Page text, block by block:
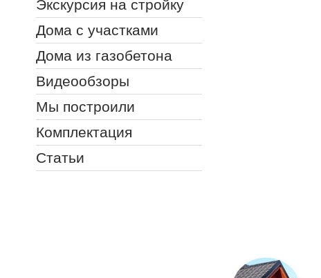
Экскурсия на стройку
Дома с участками
Дома из газобетона
Видеообзоры
Мы построили
Комплектация
Статьи